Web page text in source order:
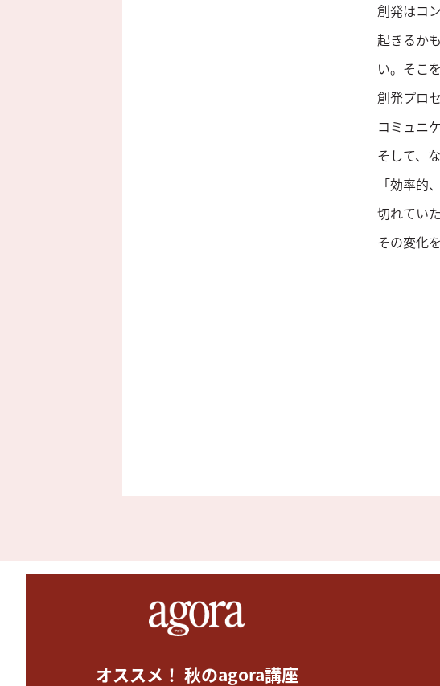
創発はコ
起きるか
い。そこ
創発プロ
コミュニ
そして、
「効率的
切れてい
その変化
オススメ！ 秋のagora講座